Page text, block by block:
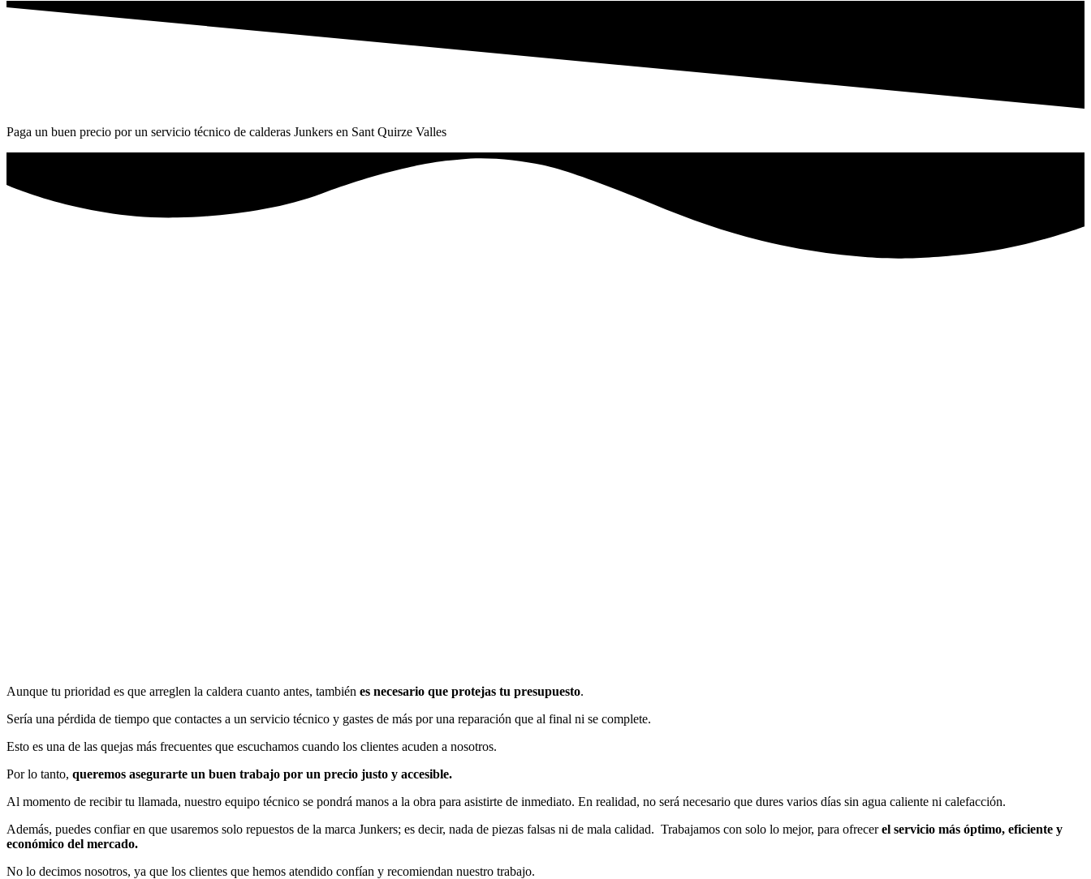
Paga un buen precio por un servicio técnico de calderas Junkers en Sant Quirze Valles
Aunque tu prioridad es que arreglen la caldera cuanto antes, también es necesario que protejas tu presupuesto.
Sería una pérdida de tiempo que contactes a un servicio técnico y gastes de más por una reparación que al final ni se complete.
Esto es una de las quejas más frecuentes que escuchamos cuando los clientes acuden a nosotros.
Por lo tanto, queremos asegurarte un buen trabajo por un precio justo y accesible.
Al momento de recibir tu llamada, nuestro equipo técnico se pondrá manos a la obra para asistirte de inmediato. En realidad, no será necesario que dures varios días sin agua caliente ni calefacción.
Además, puedes confiar en que usaremos solo repuestos de la marca Junkers; es decir, nada de piezas falsas ni de mala calidad. Trabajamos con solo lo mejor, para ofrecerel servicio más óptimo, eficiente y
económico del mercado.
No lo decimos nosotros, ya que los clientes que hemos atendido confían y recomiendan nuestro trabajo.